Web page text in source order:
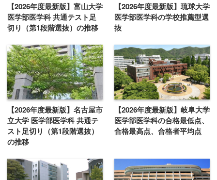
【2026年度最新版】富山大学
医学部医学科 共通テスト足
切り（第1段階選抜）の推移
【2026年度最新版】琉球大学
医学部医学科の学校推薦型選
抜
【2026年度最新版】名古屋市
立大学 医学部医学科 共通テ
スト足切り（第1段階選抜）
の推移
【2026年度最新版】岐阜大学
医学部医学科の合格最低点、
合格最高点、合格者平均点